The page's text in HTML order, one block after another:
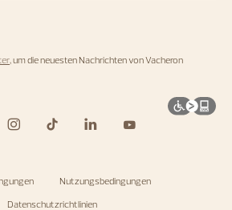
, um die neuesten Nachrichten von Vacheron
Nutzungsbedingungen
Datenschutzrichtlinien